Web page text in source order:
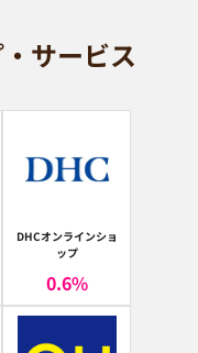
サービス
DHCオンラインショ
ップ
0.6%